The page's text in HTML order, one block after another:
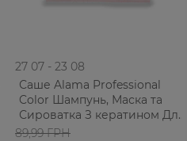
27 07 - 23 08
Саше Alama Professional
Color Шампунь, Маска та
Сироватка З кератином Для
фарбованого волосся 26 мл
89,99 ГРН